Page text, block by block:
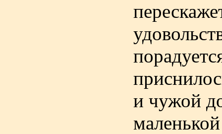
и чужой